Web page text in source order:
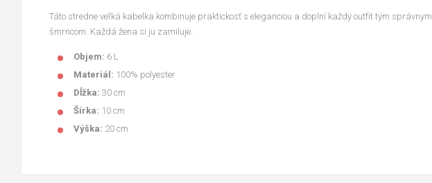
Táto stredne veľká kabelka kombinuje praktickosť s eleganciou a doplní každý outfit tým správnym
šmrncom. Každá žena si ju zamiluje.
Objem: 6 L
Materiál: 100% polyester
Dĺžka: 30 cm
Šírka: 10 cm
Výška: 20 cm